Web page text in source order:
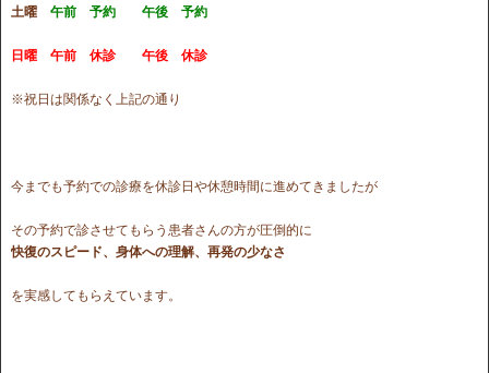
土曜 午前 予約 午後 予約
日曜 午前 休診 午後 休診
※祝日は関係なく上記の通り
今までも予約での診療を休診日や休憩時間に進めてきましたが
その予約で診させてもらう患者さんの方が圧倒的に
快復のスピード、身体への理解、再発の少なさ
を実感してもらえています。